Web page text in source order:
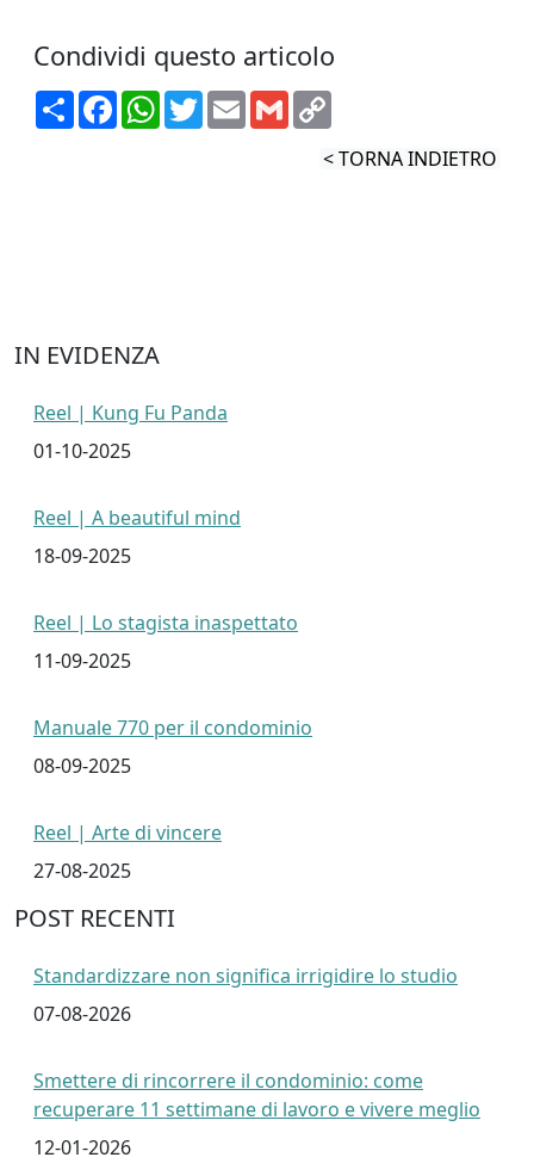
Condividi questo articolo
S
h
F
a
W
h
T
w
E
m
G
m
y
< TORNA INDIETRO
IN EVIDENZA
Reel | Kung Fu Panda
01-10-2025
Reel | A beautiful mind
18-09-2025
Reel | Lo stagista inaspettato
11-09-2025
Manuale 770 per il condominio
08-09-2025
Reel | Arte di vincere
27-08-2025
POST RECENTI
Standardizzare non significa irrigidire lo studio
07-08-2026
Smettere di rincorrere il condominio: come
recuperare 11 settimane di lavoro e vivere meglio
12-01-2026